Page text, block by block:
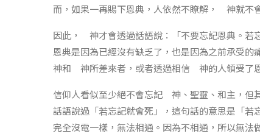
而，如果一再賜下恩典，人依然不瞭解， 神就不
因此， 神才會透過話語說：「不要忘記恩典。
恩典是因為已經沒有缺乏了，也是因為之前承受
神和 神所差來者，或者透過相信 神的人領受了
信仰人看似至少絕不會忘記 神、聖靈、和主，但
話語說過「若忘記就會死」，這句話的意思是「
完全沒電一樣，無法相通。因為不相通，所以無法